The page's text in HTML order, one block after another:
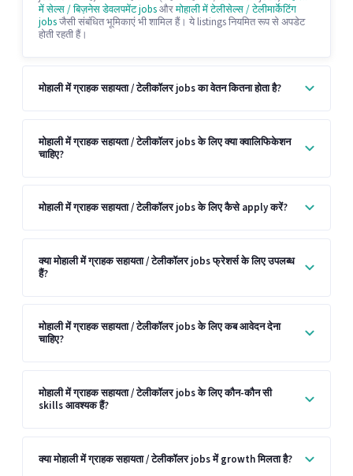
में सेल्स / बिज़नेस डेवलपमेंट jobsऔरमोहाली में टेलीसेल्स / टेलीमार्केटिंग
jobsजैसी संबंधित भूमिकाएं भी शामिल हैं। ये listings नियमित रूप से अपडेट
होती रहती हैं।
मोहाली में ग्राहक सहायता / टेलीकॉलर jobs का वेतन कितना होता है?
मोहाली में ग्राहक सहायता / टेलीकॉलर jobs के लिए क्या क्वालिफिकेशन
चाहिए?
मोहाली में ग्राहक सहायता / टेलीकॉलर jobs के लिए कैसे apply करें?
क्या मोहाली में ग्राहक सहायता / टेलीकॉलर jobs फ्रेशर्स के लिए उपलब्ध
हैं?
मोहाली में ग्राहक सहायता / टेलीकॉलर jobs के लिए कब आवेदन देना
चाहिए?
मोहाली में ग्राहक सहायता / टेलीकॉलर jobs के लिए कौन-कौन सी
skills आवश्यक हैं?
क्या मोहाली में ग्राहक सहायता / टेलीकॉलर jobs में growth मिलता है?